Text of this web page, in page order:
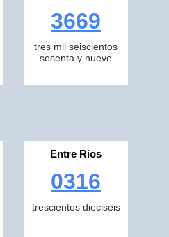
3669
tres mil seiscientos
sesenta y nueve
Entre Rios
0316
trescientos dieciseis